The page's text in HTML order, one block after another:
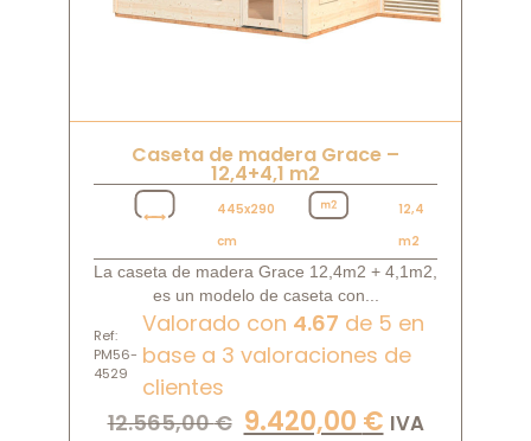
Caseta de madera Grace –
12,4+4,1 m2
445x290
cm
12,4
m2
La caseta de madera Grace 12,4m2 + 4,1m2,
es un modelo de caseta con...
Ref:
PM56-
4529
Valorado con 4.67 de 5 en
base a 3 valoraciones de
clientes
12.565,00€ 9.420,00 € IVA